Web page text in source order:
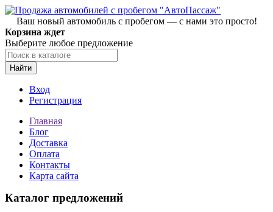
Ваш новый автомобиль с пробегом — с нами это просто!
Корзина ждет
Выберите любое предложение
Найти
Вход
Регистрация
Главная
Блог
Доставка
Оплата
Контакты
Карта сайта
Каталог предложений